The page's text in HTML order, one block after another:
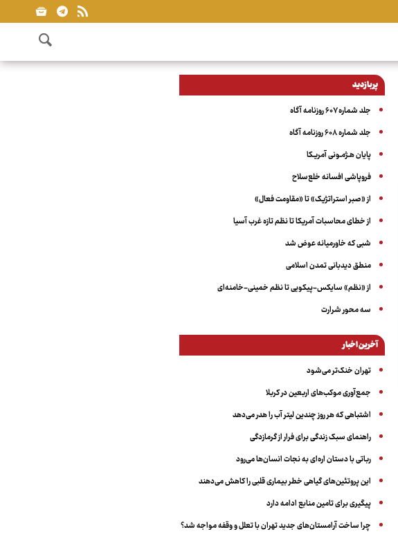
پربازدید
جلد شماره ۶۰۷ روزنامه آگاه
جلد شماره ۶۰۸ روزنامه آگاه
پایان هـژمـونی آمریـکا
فروپاشی افسانه خلع‌سلاح
از «صبر استراتژیک» تا «مقاومت فعال»
از خطای محاسبات آمریکا تا نظم تازه غرب آسیا
شبی که خاورمیانه عوض شد
منطق دیدبانی تمدن اسلامی
از «نظم» سایکس-پیکویی تا نظم خمینی-خامنه‌ای
سه‌ محور شرارت
آخرین اخبار
تهران خنک‌تر می‌شود
جمع‌آوری موکب‌های اربعین در کربلا
اشتباهی که هر روز چندین لیتر آب را هدر می‌دهد
راهنمای سبک زندگی برای فرار از گرمازدگی
رباتی با دستان اره‌ای به نجات انسان‌ها می‌رود
این پروتئین‌های گیاهی خطر بیماری قلبی را کاهش می‌دهند
پیگیری برای تامین منابع ادامه دارد
چرا ساخت آرامستان‌های جدید تهران با تعلل و وقفه مواجه شد؟